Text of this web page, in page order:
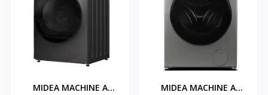
MIDEA MACHINE A
MIDEA MACHINE A